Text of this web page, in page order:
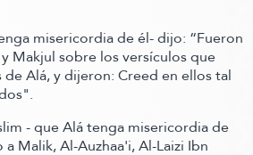
misericordia de él-dijo: “Fueron
Makjul sobre los versículos que
Alá,y dijeron:Creed en ellos tal
.
- que Alá tenga misericordia de
Malik, Al-Auzhaa'i, Al-Laizi Ibn